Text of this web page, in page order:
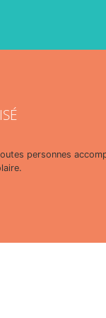
personnes